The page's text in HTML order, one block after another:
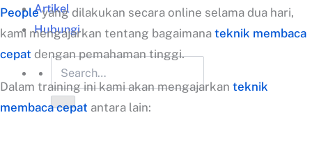
Artikel
Hubungi
Peopleyang dilakukan secara online selama dua hari,
kami mengajarkan tentang bagaimana teknik membaca
cepat dengan pemahaman tinggi.
Dalam training ini kami akan mengajarkan teknik
membaca cepat antara lain: